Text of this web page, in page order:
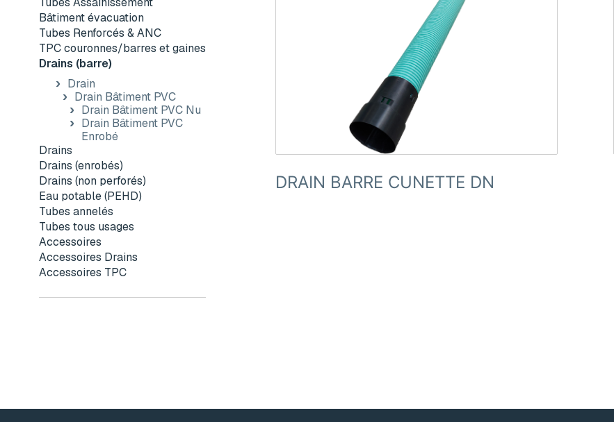
Bâtiment évacuation
Tubes Renforcés & ANC
TPC couronnes/barres et gaines
Drains (barre)
Drain
Drain Bâtiment PVC
Drain Bâtiment PVC Nu
Drain Bâtiment PVC
Enrobé
Drains
Drains (enrobés)
Drains (non perforés)
Eau potable (PEHD)
Tubes annelés
Tubes tous usages
Accessoires
Accessoires Drains
Accessoires TPC
DRAIN BARRE CUNETTE DN